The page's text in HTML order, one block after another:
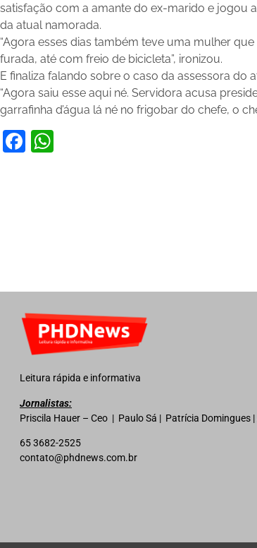
satisfação com a amante do ex-marido e jogou
da atual namorada.
“Agora esses dias também teve uma mulher
furada, até com freio de bicicleta”, ironizou.
E finaliza falando sobre o caso da assessora do
“Agora saiu esse aqui né. Servidora acusa
garrafinha d’água lá né no frigobar do chefe, o
Facebook
Leitura rápida e informativa
Jornalistas:
Priscila Hauer – Ceo | Paulo Sá | Patrícia Domingues
65 3682-2525
contato@phdnews.com.br